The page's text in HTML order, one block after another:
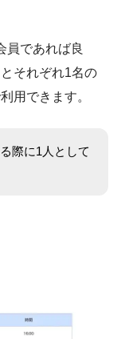
員であれば良
それぞれ1名の
用できます。
際に1人として